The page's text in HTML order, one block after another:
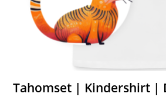
Tahomset | Kindershirt |